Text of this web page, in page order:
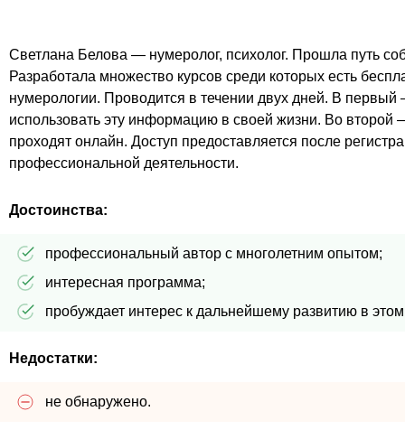
Светлана Белова — нумеролог, психолог. Прошла путь
Разработала множество курсов среди которых есть
нумерологии. Проводится в течении двух дней. В
использовать эту информацию в своей жизни. Во
проходят онлайн. Доступ предоставляется после
профессиональной деятельности.
Достоинства:
профессиональный автор с многолетним опытом;
интересная программа;
пробуждает интерес к дальнейшему развитию в
Недостатки:
не обнаружено.